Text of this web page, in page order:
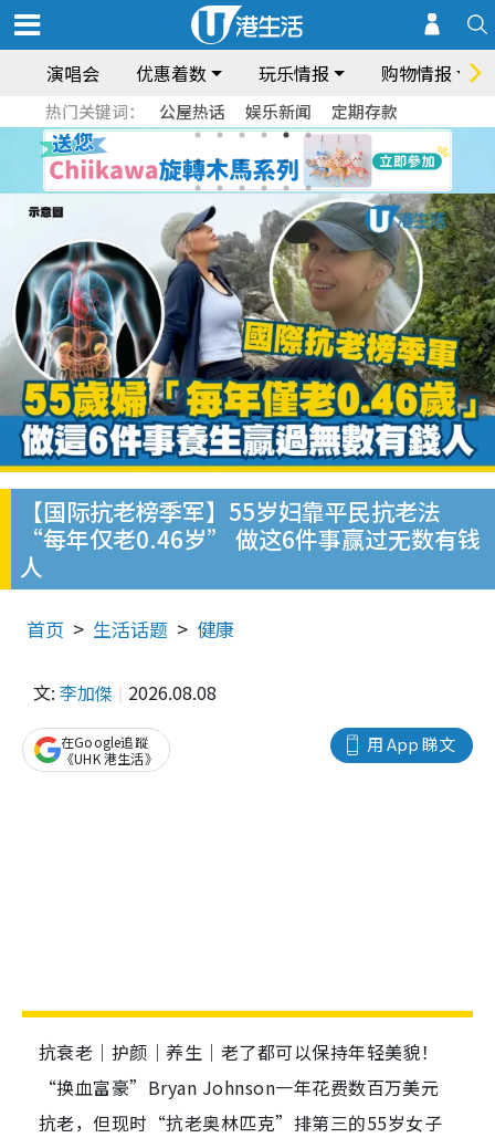
演唱会 优惠着数 玩乐情报 购物情报
热门关键词： 公屋热话 娱乐新闻 定期存款
【国际抗老榜季军】55岁妇靠平民抗老法
“每年仅老0.46岁” 做这6件事赢过无数有钱
人
首页 生活话题 健康
文: 李加傑 2026.08.08
用 App 睇文
在Google追蹤
《UHK 港生活》
抗衰老｜护颜｜养生｜老了都可以保持年轻美貌！
“换血富豪”Bryan Johnson一年花费数百万美元
抗老，但现时“抗老奥林匹克”排第三的55岁女子